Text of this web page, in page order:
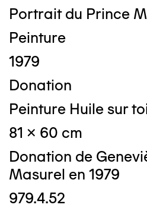
Portrait du Prince
Peinture
1979
Donation
Peinture Huile sur
81 x 60 cm
Donation de
Masurel en 1979
979.4.52